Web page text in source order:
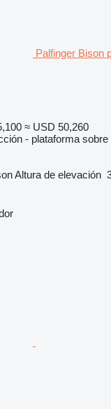
Palfinger Bison
≈ USD 50,260
- plataforma
Altura de elevación